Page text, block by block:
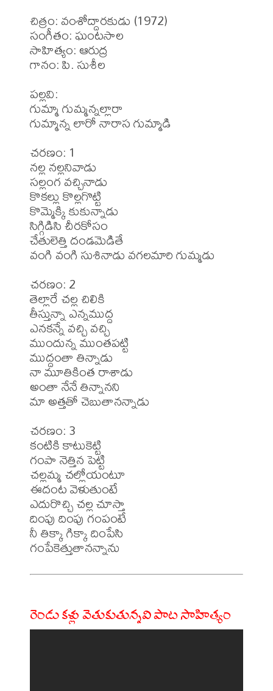
చిత్రం: వంశోద్దారకుడు (1972)
సంగీతం: ఘంటసాల
సాహిత్యం: ఆరుద్ర
గానం: పి. సుశీల
పల్లవి:
గుమ్మా గుమ్మన్నల్లారా
గుమ్మాన్న లారో నారాస గుమ్మాడి
చరణం: 1
నల్ల నల్లనివాడు
సల్లంగ వచ్చినాడు
కొకల్లు కొల్లగొట్టి
కొమ్మెక్కి కుకున్నాడు
సిగ్గిడిసి చీరకోసం
చేతులెత్తి దండమెడితే
వంగి వంగి సుశినాడు వగలమారి గుమ్మడు
చరణం: 2
తెల్లారే చల్ల చిలికి
తీస్తున్నా ఎన్నముద్ద
ఎనకన్నే వచ్చి వచ్చి
ముందున్న ముంతపట్టి
ముద్దంతా తిన్నాడు
నా మూతికింత రాశాడు
అంతా నేనే తిన్నానని
మా అత్తతో చెబుతానన్నాడు
చరణం: 3
కంటికి కాటుకెట్టి
గంపా నెత్తిన పెట్టి
చల్లమ్మ చల్లోయంటూ
ఈదంట వెళుతుంటే
ఎదురొచ్చి చల్ల చూస్తా
దింపు దింపు గంపంటే
నీ తిక్కా గిక్కా దింపేసి
రెండు కళ్లు వెతుకుతున్నవి పాట సాహిత్యం